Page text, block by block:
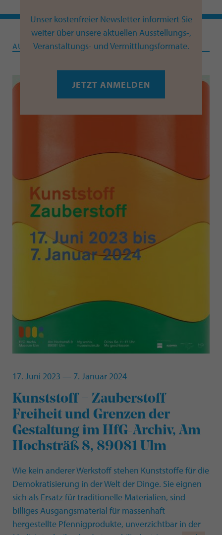
AUSSTELLUNG
17. Juni 2023 — 7. Januar 2024
Kunststoff − Zauberstoff:
Freiheit und Grenzen der
Gestaltung im HfG-Archiv, Am
Hochsträß 8, 89081 Ulm
Wie kein anderer Werkstoff stehen Kunststoffe für die
Demokratisierung in der Welt der Dinge. Sie eignen
sich als Ersatz für traditionelle Materialien, sind
billiges Ausgangsmaterial für massenhaft
hergestellte Pfennigprodukte, unverzichtbar in der
Unser kostenfreier Newsletter informiert Sie
weiter über unsere aktuellen Ausstellungs-,
Veranstaltungs- und Vermittlungsformate.
JETZT ANMELDEN